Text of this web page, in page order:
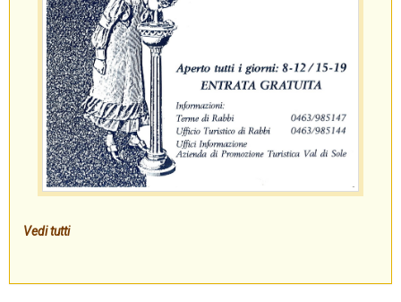
Vedi tutti